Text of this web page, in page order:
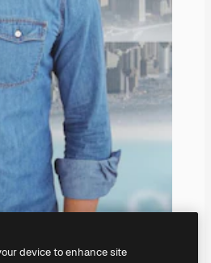
device to enhance site